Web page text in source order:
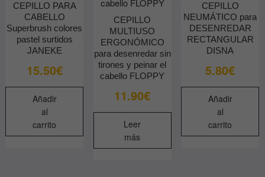
CEPILLO PARA
CABELLO
Superbrush colores
pastel surtidos
JANEKE
15.50€
Añadir
al
carrito
CEPILLO
MULTIUSO
ERGONÓMICO
para desenredar sin
tirones y peinar el
cabello FLOPPY
11.90€
Leer
más
CEPILLO
NEUMÁTICO para
DESENREDAR
RECTANGULAR
DISNA
5.80€
Añadir
al
carrito